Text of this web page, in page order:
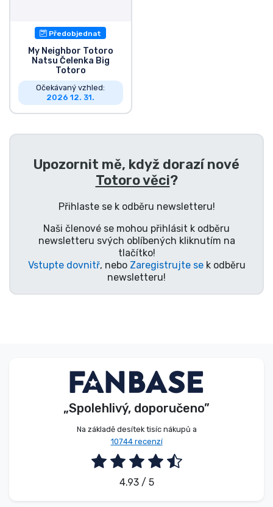
Předobjednat
My Neighbor Totoro
Natsu Čelenka Big
Totoro
Očekávaný vzhled:
2026 12. 31.
Upozornit mě, když dorazí nové
Totoro věci?
Přihlaste se k odběru newsletteru!
Naši členové se mohou přihlásit k odběru
newsletteru svých oblíbených kliknutím na
tlačítko!
Vstupte dovnitř, nebo Zaregistrujte sek odběru
newsletteru!
„Spolehlivý, doporučeno”
Na základě desítek tisíc nákupů a
10744 recenzí
4.93 / 5
Anime věci
Hráčské věci
Sportovní věci
Značky